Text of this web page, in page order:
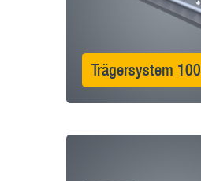
Trägersystem 100